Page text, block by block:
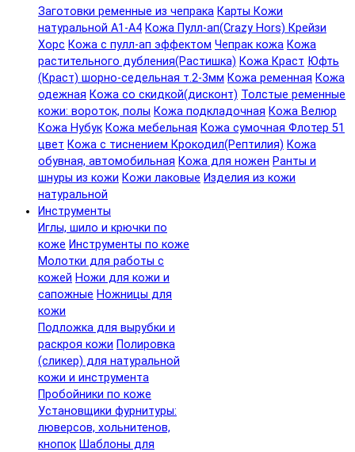
Заготовки ременные из чепрака Карты Кожи
натуральной А1-А4 Кожа Пулл-ап(Crazy Hors) Крейзи
Хорс Кожа с пулл-ап эффектом Чепрак кожа Кожа
растительного дубления(Растишка) Кожа Краст Юфть
(Краст) шорно-седельная т.2-3мм Кожа ременная Кожа
одежная Кожа со скидкой(дисконт) Толстые ременные
кожи: вороток, полы Кожа подкладочная Кожа Велюр
Кожа Нубук Кожа мебельная Кожа сумочная Флотер 51
цвет Кожа с тиснением Крокодил(Рептилия) Кожа
обувная, автомобильная Кожа для ножен Ранты и
шнуры из кожи Кожи лаковые Изделия из кожи
натуральной
Инструменты
Иглы, шило и крючки по
коже Инструменты по коже
Молотки для работы с
кожей Ножи для кожи и
сапожные Ножницы для
кожи
Подложка для вырубки и
раскроя кожи Полировка
(сликер) для натуральной
кожи и инструмента
Пробойники по коже
Установщики фурнитуры:
люверсов, хольнитенов,
кнопок Шаблоны для